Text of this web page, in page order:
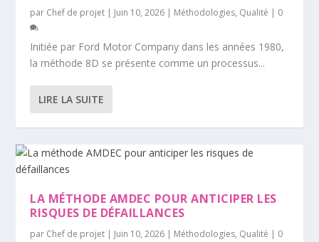
par Chef de projet | Juin 10, 2026 | Méthodologies, Qualité | 0
Initiée par Ford Motor Company dans les années 1980,
la méthode 8D se présente comme un processus...
LIRE LA SUITE
LA MÉTHODE AMDEC POUR ANTICIPER LES
RISQUES DE DÉFAILLANCES
par Chef de projet | Juin 10, 2026 | Méthodologies, Qualité | 0